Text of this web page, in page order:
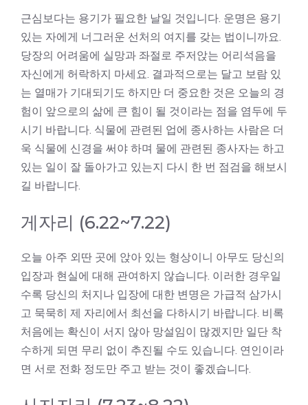
근심보다는 용기가 필요한 날일 것입니다. 운명은 용기
있는 자에게 너그러운 선처의 여지를 갖는 법이니까요.
당장의 어려움에 실망과 좌절로 주저앉는 어리석음을
자신에게 허락하지 마세요. 결과적으로는 달고 보람 있
는 열매가 기대되기도 하지만 더 중요한 것은 오늘의 경
험이 앞으로의 삶에 큰 힘이 될 것이라는 점을 염두에 두
시기 바랍니다. 식물에 관련된 업에 종사하는 사람은 더
욱 식물에 신경을 써야 하며 물에 관련된 종사자는 하고
있는 일이 잘 돌아가고 있는지 다시 한 번 점검을 해보시
길 바랍니다.
게자리 (6.22~7.22)
오늘 아주 외딴 곳에 앉아 있는 형상이니 아무도 당신의
입장과 현실에 대해 관여하지 않습니다. 이러한 경우일
수록 당신의 처지나 입장에 대한 변명은 가급적 삼가시
고 묵묵히 제 자리에서 최선을 다하시기 바랍니다. 비록
처음에는 확신이 서지 않아 망설임이 많겠지만 일단 착
수하게 되면 무리 없이 추진될 수도 있습니다. 연인이라
면 서로 전화 정도만 주고 받는 것이 좋겠습니다.